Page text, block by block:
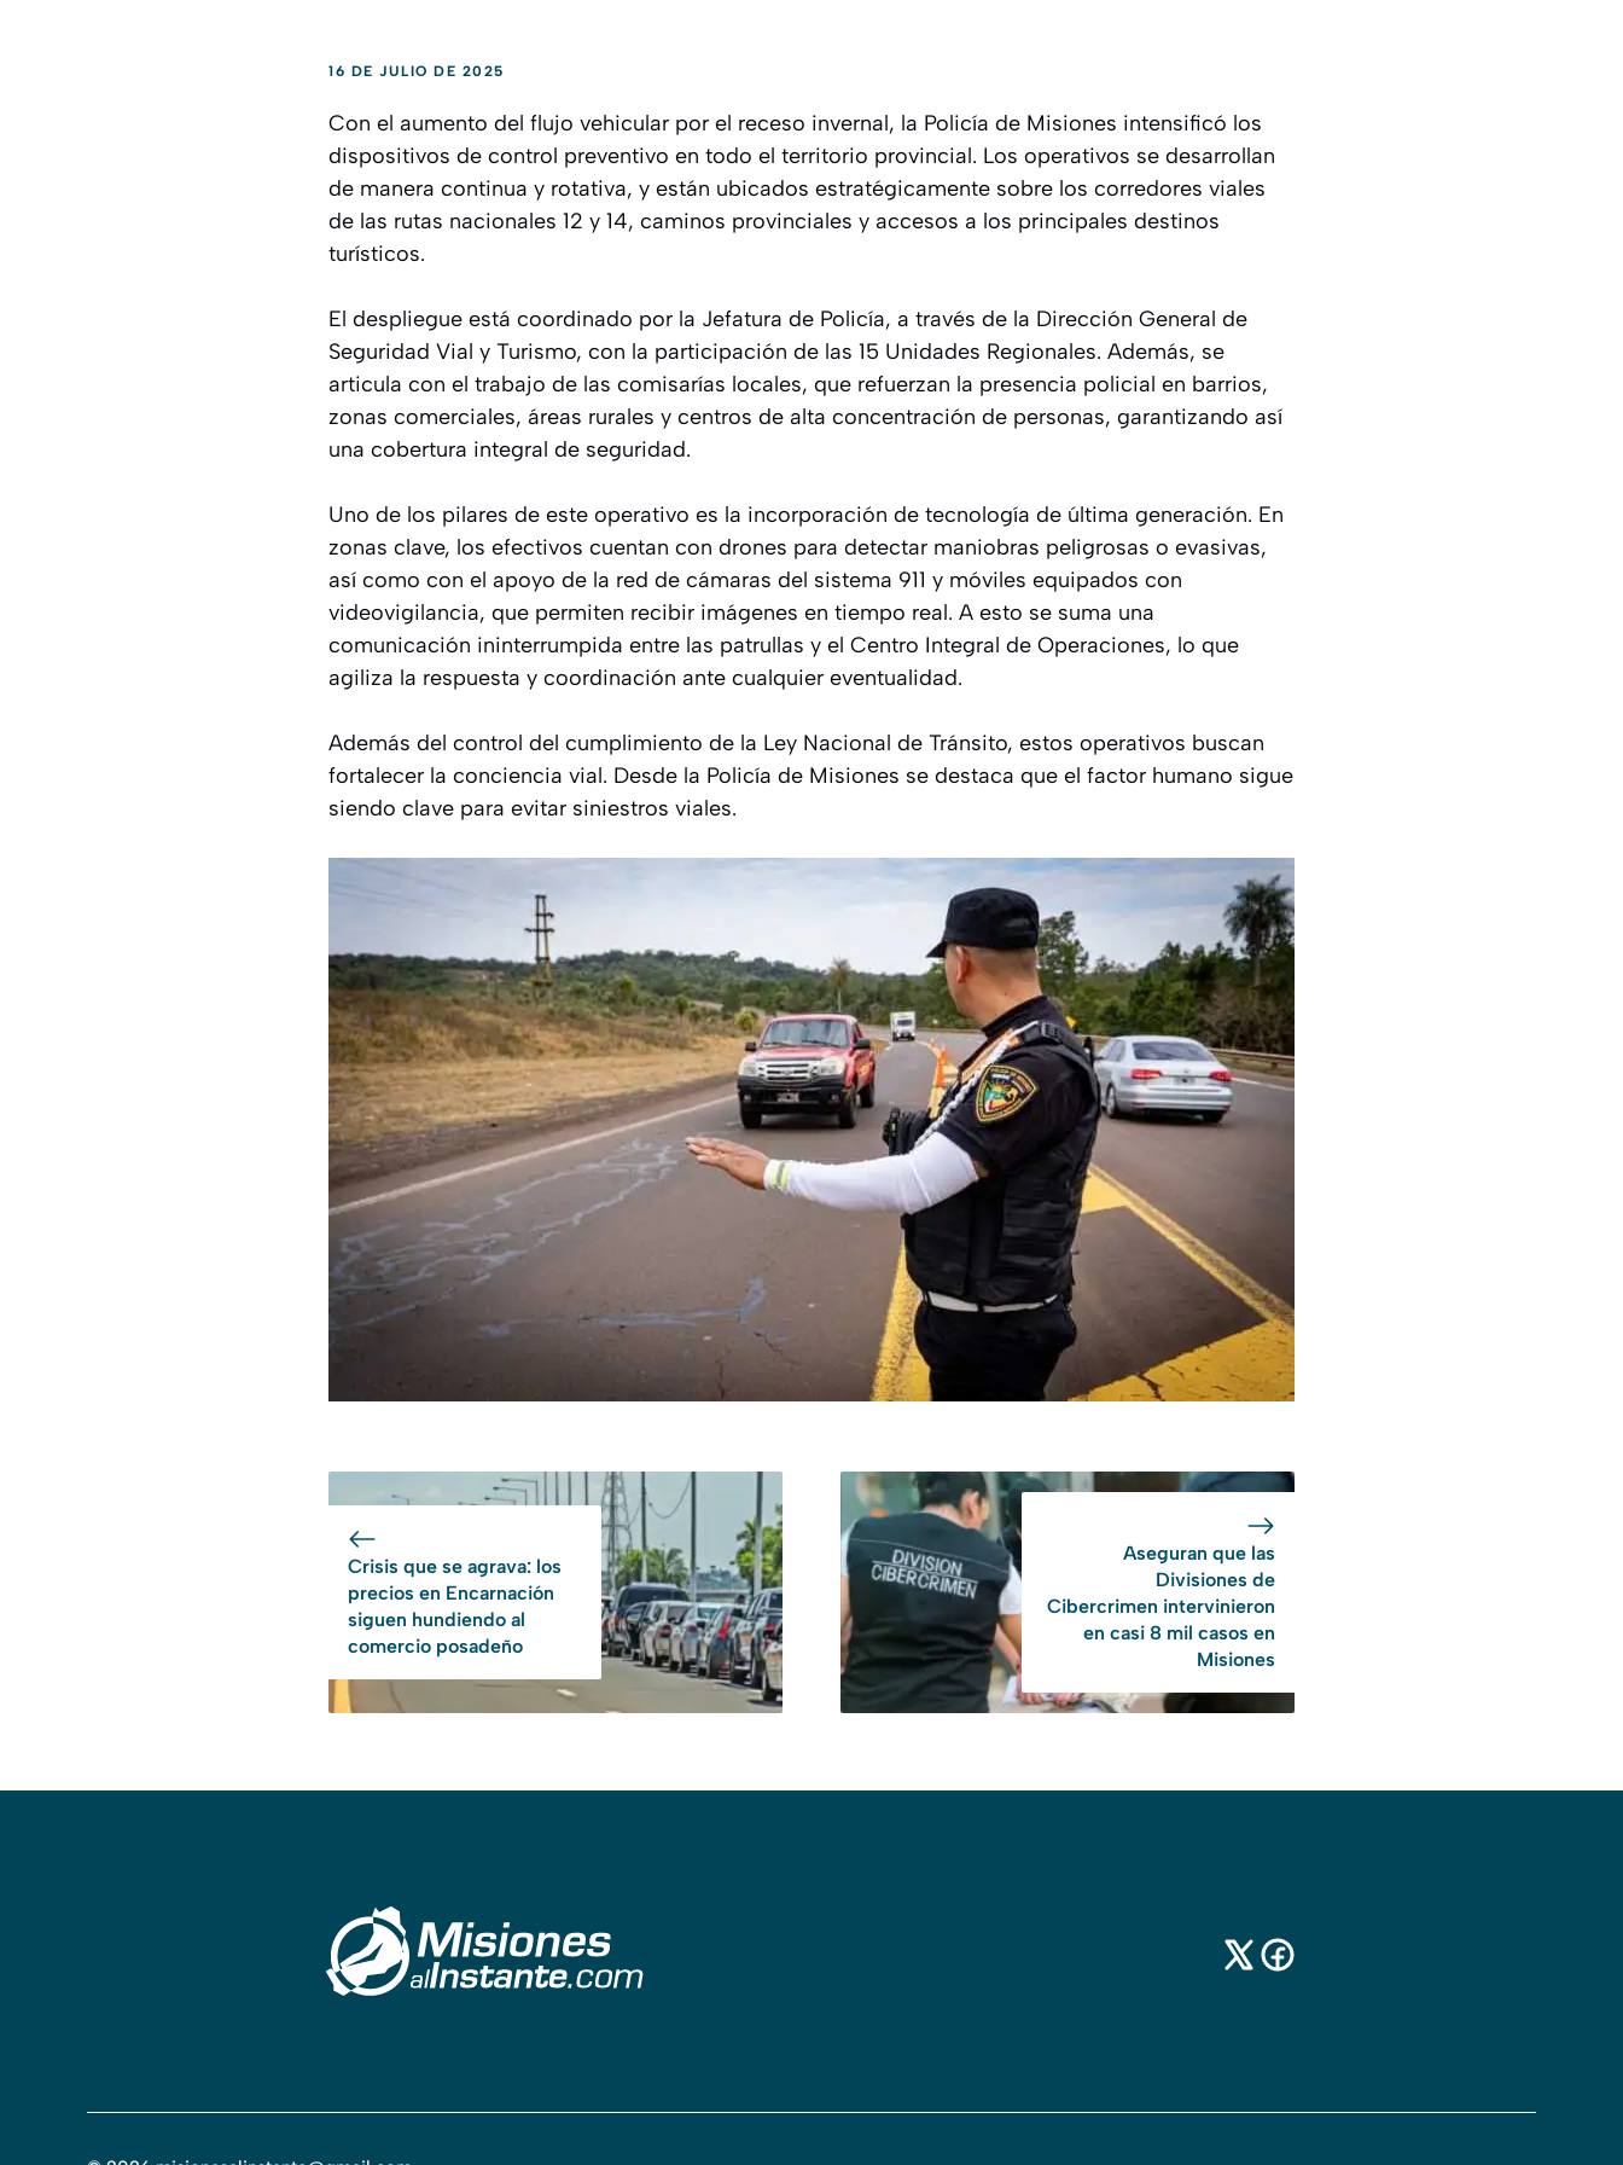
16 DE JULIO DE 2025
Con el aumento del flujo vehicular por el receso invernal, la Policía de Misiones intensificó los
dispositivos de control preventivo en todo el territorio provincial. Los operativos se desarrollan
de manera continua y rotativa, y están ubicados estratégicamente sobre los corredores viales
de las rutas nacionales 12 y 14, caminos provinciales y accesos a los principales destinos
turísticos.
El despliegue está coordinado por la Jefatura de Policía, a través de la Dirección General de
Seguridad Vial y Turismo, con la participación de las 15 Unidades Regionales. Además, se
articula con el trabajo de las comisarías locales, que refuerzan la presencia policial en barrios,
zonas comerciales, áreas rurales y centros de alta concentración de personas, garantizando así
una cobertura integral de seguridad.
Uno de los pilares de este operativo es la incorporación de tecnología de última generación. En
zonas clave, los efectivos cuentan con drones para detectar maniobras peligrosas o evasivas,
así como con el apoyo de la red de cámaras del sistema 911 y móviles equipados con
videovigilancia, que permiten recibir imágenes en tiempo real. A esto se suma una
comunicación ininterrumpida entre las patrullas y el Centro Integral de Operaciones, lo que
agiliza la respuesta y coordinación ante cualquier eventualidad.
Además del control del cumplimiento de la Ley Nacional de Tránsito, estos operativos buscan
fortalecer la conciencia vial. Desde la Policía de Misiones se destaca que el factor humano sigue
siendo clave para evitar siniestros viales.
Crisis que se agrava: los
precios en Encarnación
siguen hundiendo al
comercio posadeño
Aseguran que las
Divisiones de
Cibercrimen intervinieron
en casi 8 mil casos en
Misiones